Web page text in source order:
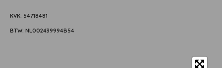
KVK: 54718481
BTW: NL002439994B54